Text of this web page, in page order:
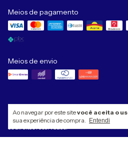
Ao navegar por este sitevocê aceita o
sua experiência de compra.
Entendi
Meios de pagamento
Meios de envio
Copyright Casa dos Perfumes Importados
os direitos reservados.